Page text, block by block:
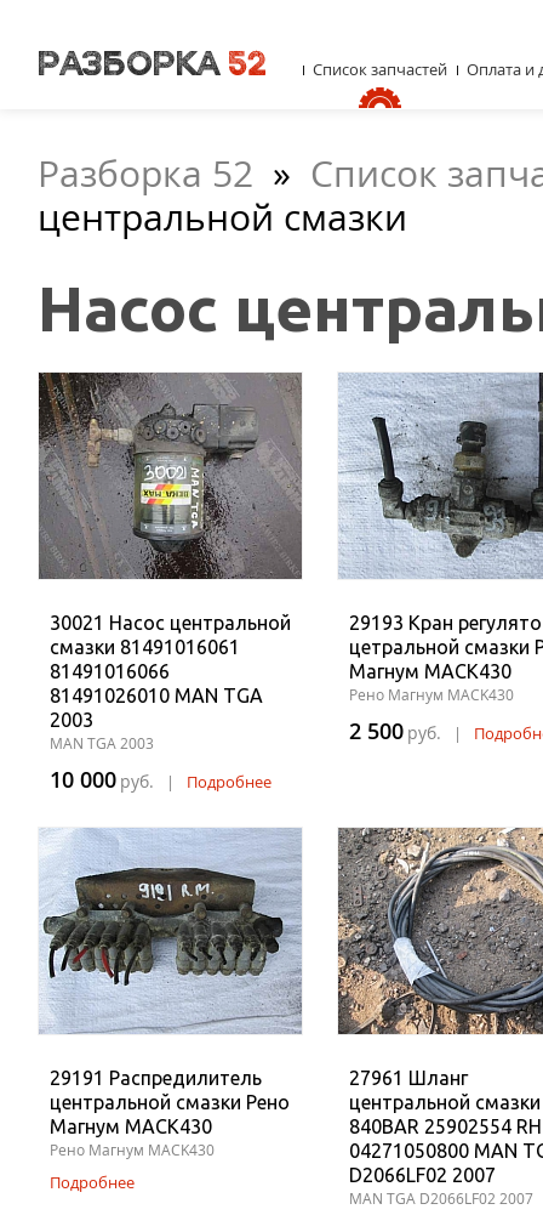
Разборка 52 » Список
центральной смазки
Насос
30021 Насос центральной
смазки 81491016061
81491016066
81491026010 MAN TGA
2003
MAN TGA 2003
10 000 руб. | Подробнее
29193 Кран
цетральной смазки
Магнум MACK430
Рено Магнум MACK430
2 500 руб. |
29191 Распредилитель
центральной смазки Рено
Магнум MACK430
Рено Магнум MACK430
Подробнее
27961 Шланг
центральной смазки
840BAR 25902554
04271050800 MAN
D2066LF02 2007
MAN TGA D2066LF02 2007
Список запчастей Оплата и